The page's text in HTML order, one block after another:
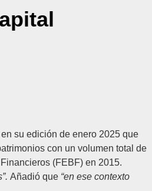
en su edición de enero 2025 que
con un volumen total de
(FEBF) en 2015.
Añadió que “en ese contexto